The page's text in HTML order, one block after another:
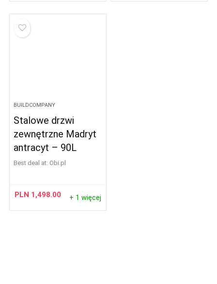
BUILDCOMPANY
Stalowe drzwi
zewnętrzne Madryt
antracyt – 90L
Best deal at: obi.pl
PLN 1,498.00 + 1 więcej